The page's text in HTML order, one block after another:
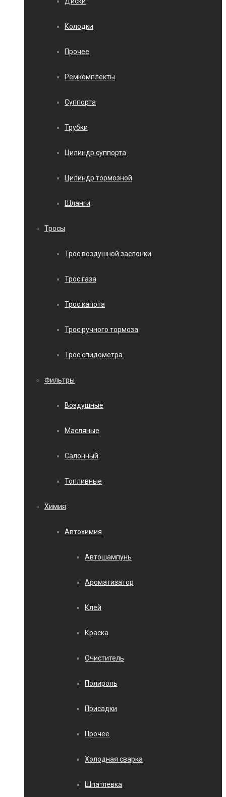
Колодки
Прочее
Ремкомплекты
Суппорта
Трубки
Цилиндр суппорта
Цилиндр тормозной
Шланги
Тросы
Трос воздушной заслонки
Трос газа
Трос капота
Трос ручного тормоза
Трос спидометра
Фильтры
Воздушные
Масляные
Салонный
Топливные
Химия
Автохимия
Автошампунь
Ароматизатор
Клей
Краска
Очиститель
Полироль
Присадки
Прочее
Холодная сварка
Шпатлевка